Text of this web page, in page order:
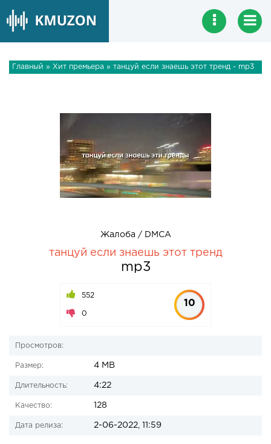
Главный » Хит премьера » танцуй если знаешь этот тренд - mp3
Жалоба / DMCA
танцуй если знаешь этот тренд
mp3
552
0
10
Просмотров:
Размер: 4 MB
Длительность: 4:22
Качество: 128
Дата релиза: 2-06-2022, 11:59